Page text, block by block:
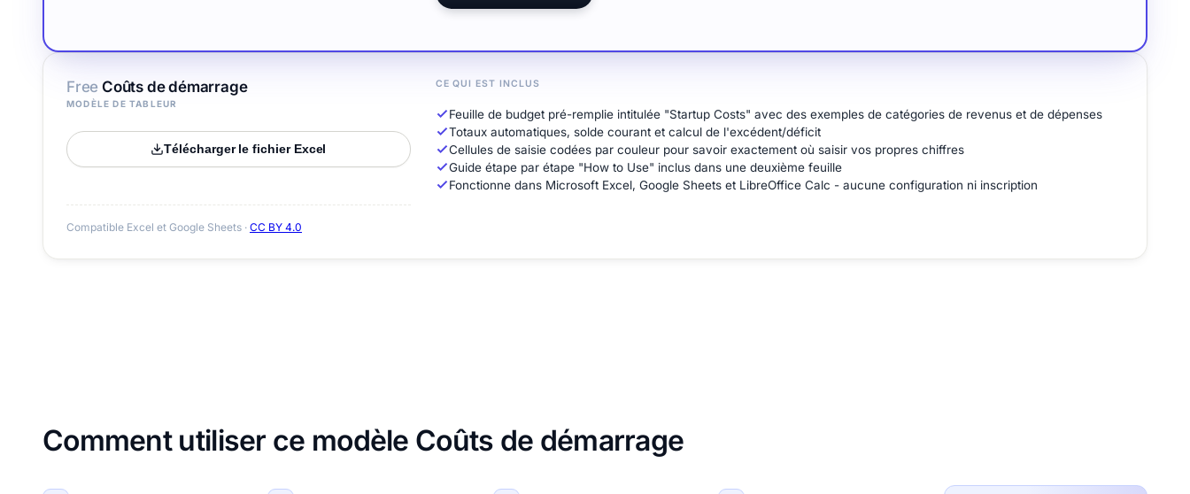
Free Coûts de démarrage
MODÈLE DE TABLEUR
Télécharger le fichier Excel
Compatible Excel et Google Sheets · CC BY 4.0
CE QUI EST INCLUS
Feuille de budget pré-remplie intitulée "Startup Costs" avec des exemples de catégories de revenus et de dépenses
Totaux automatiques, solde courant et calcul de l'excédent/déficit
Cellules de saisie codées par couleur pour savoir exactement où saisir vos propres chiffres
Guide étape par étape "How to Use" inclus dans une deuxième feuille
Fonctionne dans Microsoft Excel, Google Sheets et LibreOffice Calc - aucune configuration ni inscription
Comment utiliser ce modèle Coûts de démarrage